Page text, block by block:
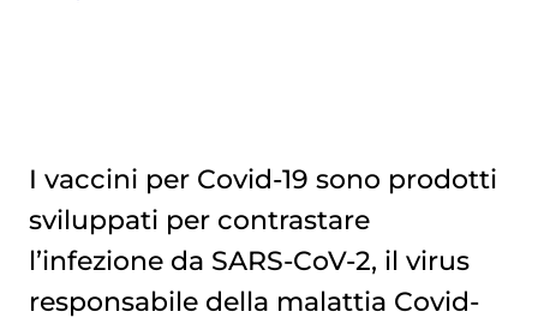
Quali sono i vaccini in commercio?
I vaccini per Covid-19 sono prodotti
sviluppati per contrastare
l’infezione da SARS-CoV-2, il virus
responsabile della malattia Covid-